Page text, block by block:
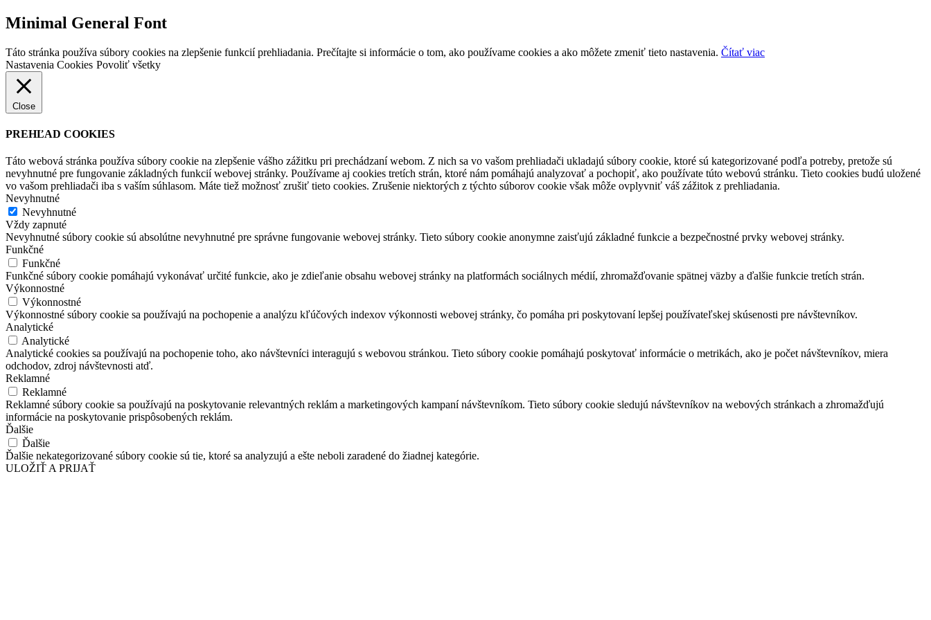
Minimal General Font
Táto stránka používa súbory cookies na zlepšenie funkcií prehliadania. Prečítajte si informácie o tom, ako používame cookies a ako môžete zmeniť tieto nastavenia. Čítať viac
Nastavenia Cookies Povoliť všetky
Close
PREHĽAD COOKIES
Táto webová stránka používa súbory cookie na zlepšenie vášho zážitku pri prechádzaní webom. Z nich sa vo vašom prehliadači ukladajú súbory cookie, ktoré sú kategorizované podľa potreby, pretože sú
nevyhnutné pre fungovanie základných funkcií webovej stránky. Používame aj cookies tretích strán, ktoré nám pomáhajú analyzovať a pochopiť, ako používate túto webovú stránku. Tieto cookies budú uložené
vo vašom prehliadači iba s vaším súhlasom. Máte tiež možnosť zrušiť tieto cookies. Zrušenie niektorých z týchto súborov cookie však môže ovplyvniť váš zážitok z prehliadania.
Nevyhnutné
Nevyhnutné
Vždy zapnuté
Nevyhnutné súbory cookie sú absolútne nevyhnutné pre správne fungovanie webovej stránky. Tieto súbory cookie anonymne zaisťujú základné funkcie a bezpečnostné prvky webovej stránky.
Funkčné
Funkčné
Funkčné súbory cookie pomáhajú vykonávať určité funkcie, ako je zdieľanie obsahu webovej stránky na platformách sociálnych médií, zhromažďovanie spätnej väzby a ďalšie funkcie tretích strán.
Výkonnostné
Výkonnostné
Výkonnostné súbory cookie sa používajú na pochopenie a analýzu kľúčových indexov výkonnosti webovej stránky, čo pomáha pri poskytovaní lepšej používateľskej skúsenosti pre návštevníkov.
Analytické
Analytické
Analytické cookies sa používajú na pochopenie toho, ako návštevníci interagujú s webovou stránkou. Tieto súbory cookie pomáhajú poskytovať informácie o metrikách, ako je počet návštevníkov, miera
odchodov, zdroj návštevnosti atď.
Reklamné
Reklamné
Reklamné súbory cookie sa používajú na poskytovanie relevantných reklám a marketingových kampaní návštevníkom. Tieto súbory cookie sledujú návštevníkov na webových stránkach a zhromažďujú
informácie na poskytovanie prispôsobených reklám.
Ďalšie
Ďalšie
Ďalšie nekategorizované súbory cookie sú tie, ktoré sa analyzujú a ešte neboli zaradené do žiadnej kategórie.
ULOŽIŤ A PRIJAŤ